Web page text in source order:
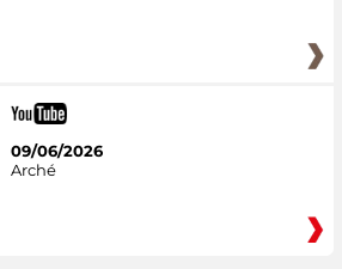
09/06/2026
Arché